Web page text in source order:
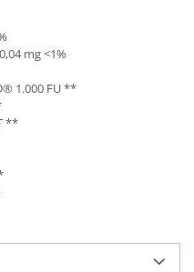
mg <1%
1.000 FU **
**